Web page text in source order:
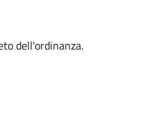
dell'ordinanza.